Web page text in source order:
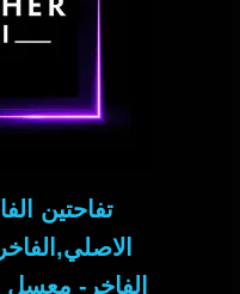
تفاحتين
الفاخر- معسل